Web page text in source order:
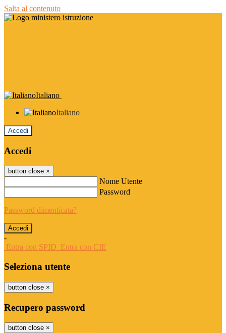
Salta al contenuto
Italiano
Italiano
Accedi
Accedi
button close ×
Nome Utente
Password
Password dimenticata?
-
Entra con SPID Entra con CIE
Seleziona utente
button close ×
Recupero password
button close ×